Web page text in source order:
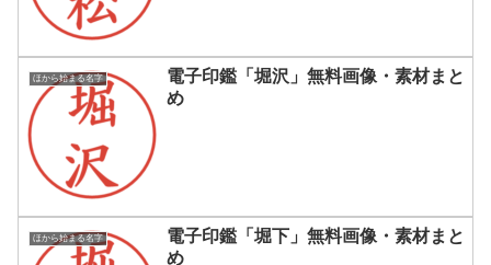
ほから始まる名字
電子印鑑「堀沢」無料画像・素材まと
め
ほから始まる名字
電子印鑑「堀下」無料画像・素材まと
め